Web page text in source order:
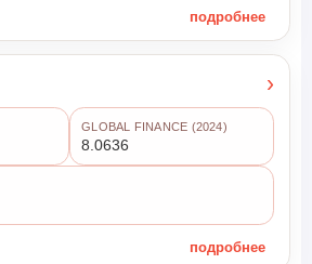
подробнее
›
GLOBAL FINANCE (2024)
8.0636
подробнее